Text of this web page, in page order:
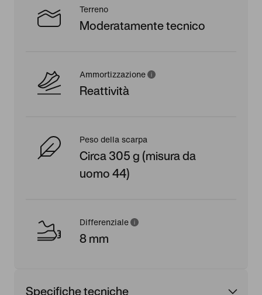
Terreno
Moderatamente tecnico
Ammortizzazione
Reattività
Peso della scarpa
Circa 305 g (misura da
uomo 44)
Differenziale
8 mm
Specifiche tecniche